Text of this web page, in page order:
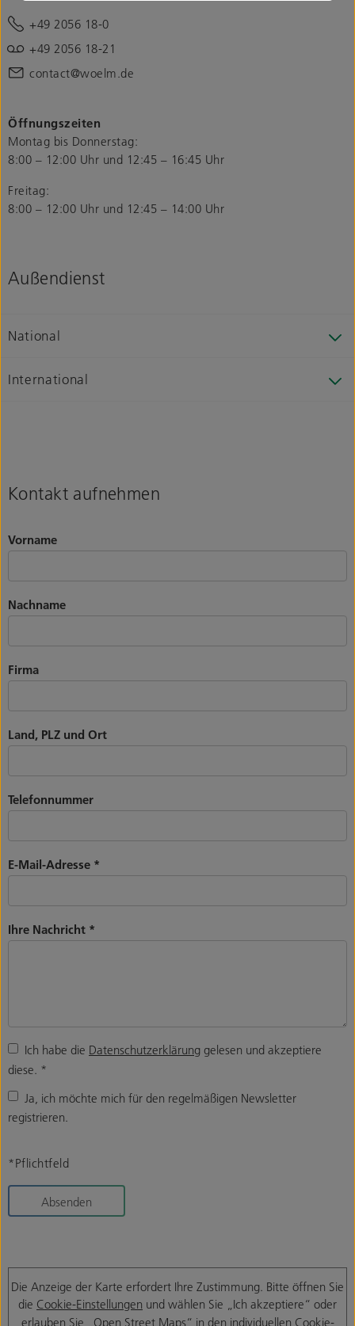
+49 2056 18-0
+49 2056 18-21
contact@woelm.de
Öffnungszeiten
Montag bis Donnerstag:
8:00 – 12:00 Uhr und 12:45 – 16:45 Uhr
Freitag:
8:00 – 12:00 Uhr und 12:45 – 14:00 Uhr
Außendienst
National
International
Kontakt aufnehmen
Vorname
Nachname
Firma
Land, PLZ und Ort
Telefonnummer
E-Mail-Adresse *
Ihre Nachricht *
Ich habe die Datenschutzerklärung gelesen und akzeptiere
diese. *
Ja, ich möchte mich für den regelmäßigen Newsletter
registrieren.
*Pflichtfeld
Absenden
Die Anzeige der Karte erfordert Ihre Zustimmung. Bitte öffnen Sie
die Cookie-Einstellungen und wählen Sie „Ich akzeptiere“ oder
erlauben Sie „Open Street Maps“ in den individuellen Cookie-